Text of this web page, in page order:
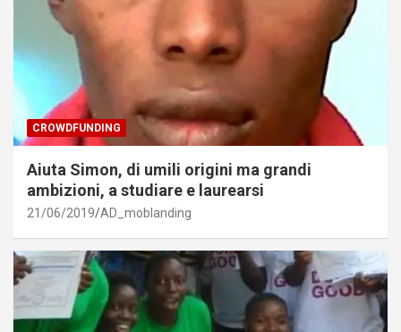
CROWDFUNDING
Aiuta Simon, di umili origini ma grandi
ambizioni, a studiare e laurearsi
21/06/2019 AD_moblanding